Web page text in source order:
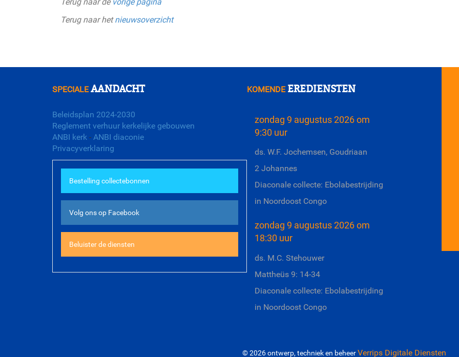
Terug naar hetnieuwsoverzicht
SPECIALEAANDACHT
Beleidsplan 2024-2030
Reglement verhuur kerkelijke gebouwen
ANBI kerk - ANBI diaconie
Privacyverklaring
Bestelling collectebonnen
Volg ons op Facebook
Beluister de diensten
KOMENDEEREDIENSTEN
zondag 9 augustus 2026 om
9:30 uur
ds. W.F. Jochemsen, Goudriaan
2 Johannes
Diaconale collecte: Ebolabestrijding
in Noordoost Congo
zondag 9 augustus 2026 om
18:30 uur
ds. M.C. Stehouwer
Mattheüs 9: 14-34
Diaconale collecte: Ebolabestrijding
in Noordoost Congo
© 2026 ontwerp, techniek en beheerVerrips Digitale Diensten